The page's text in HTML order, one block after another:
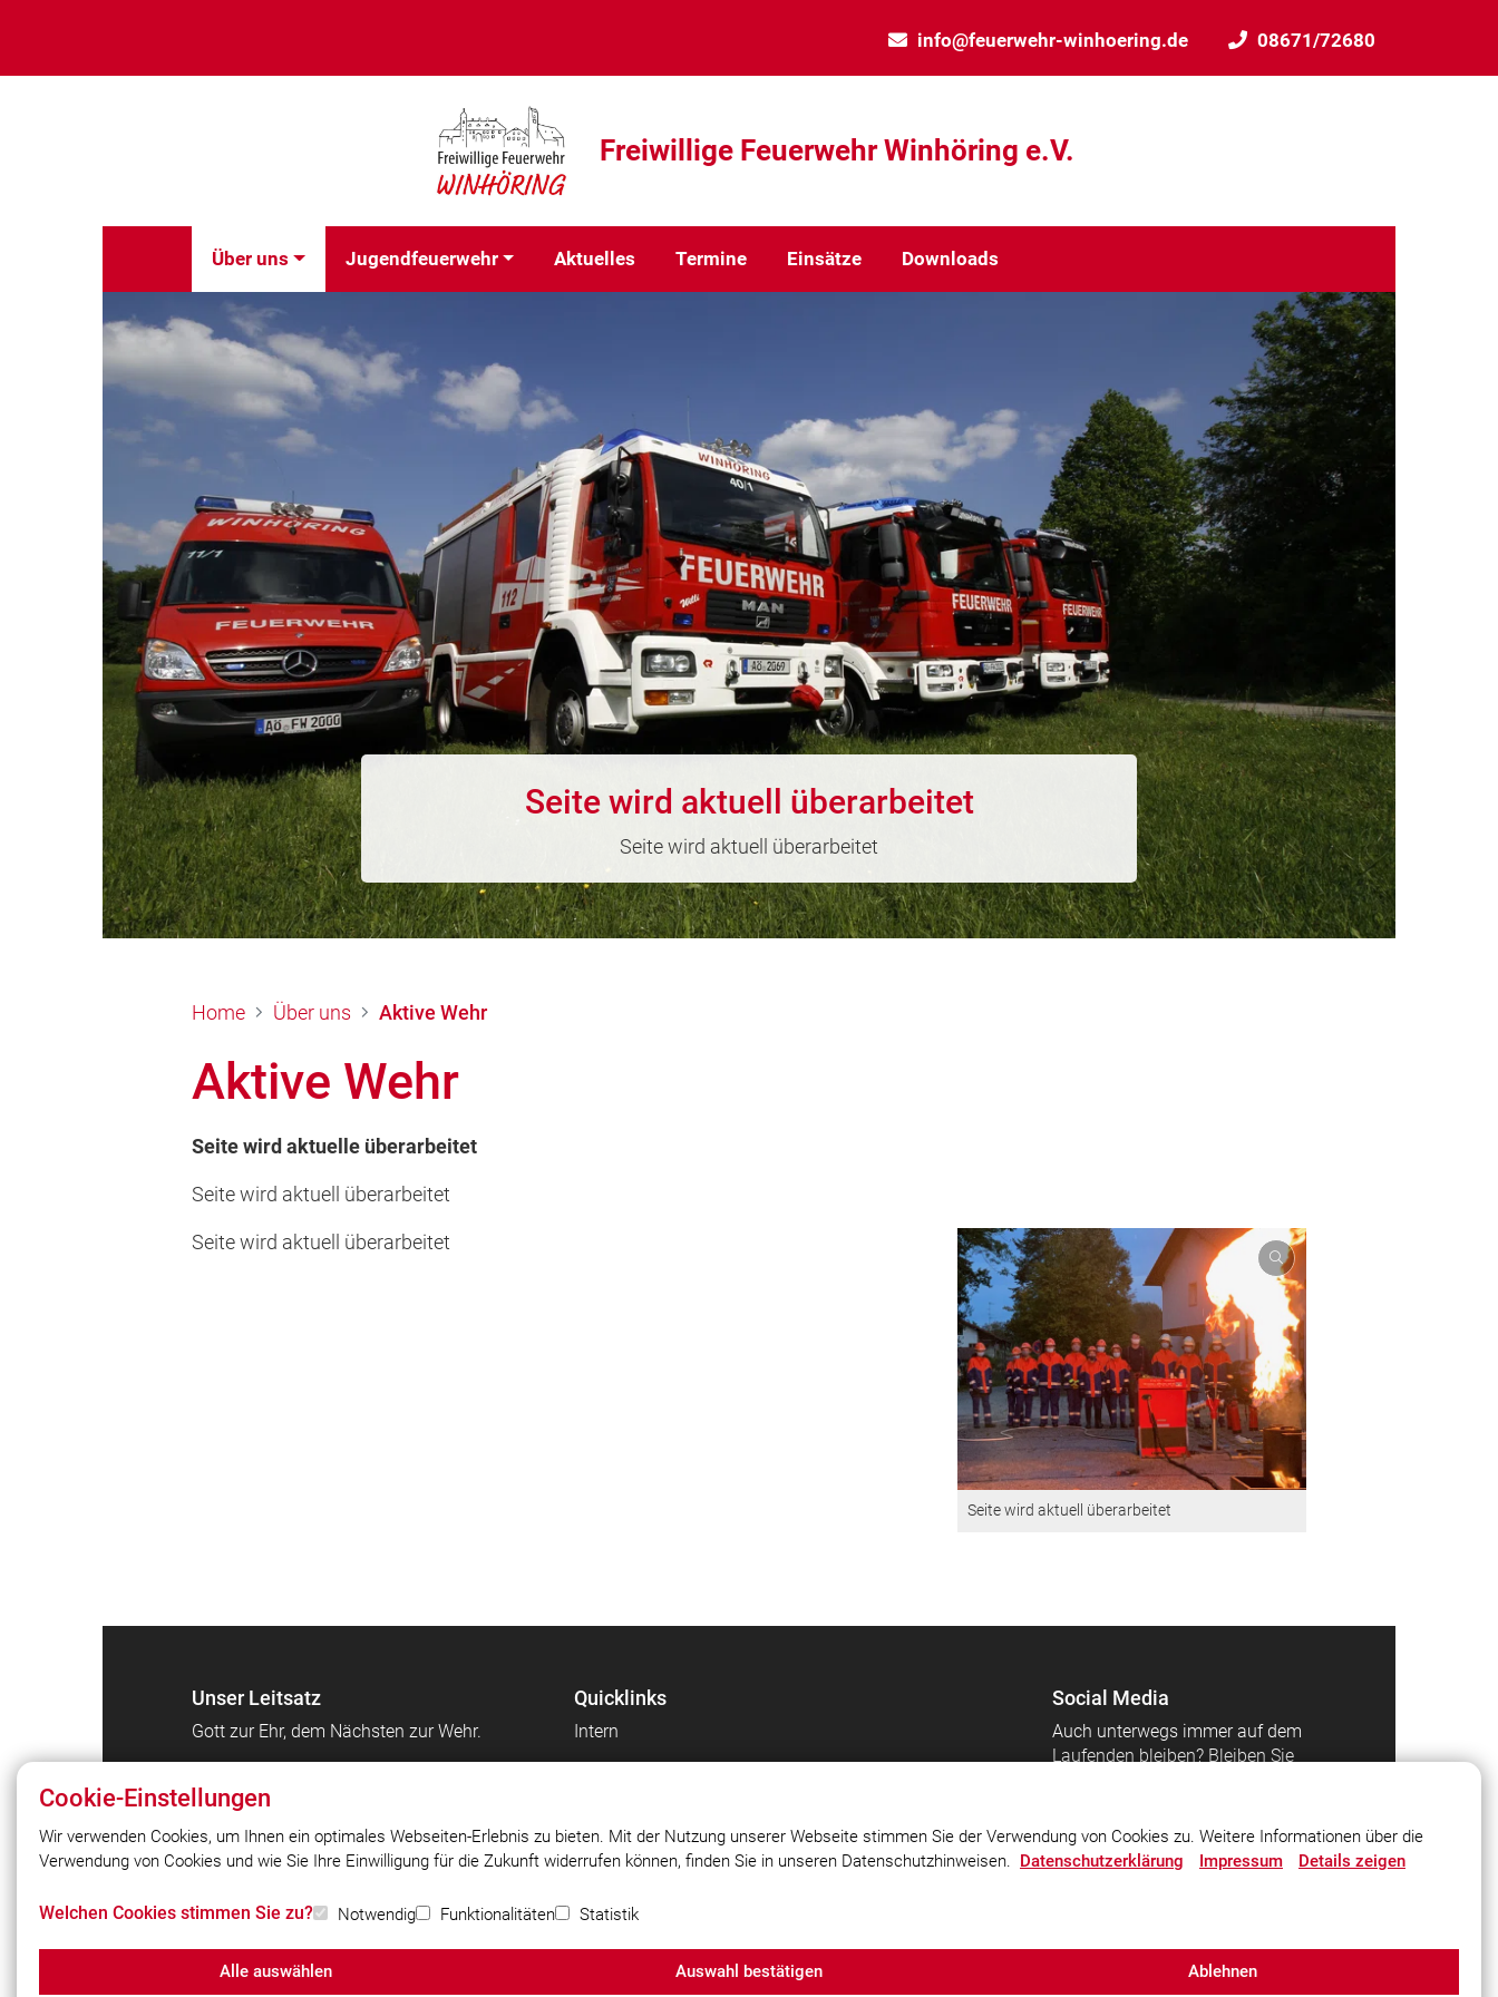
info@feuerwehr-winhoering.de 08671/72680
Freiwillige Feuerwehr Winhöring e.V.
Über uns Jugendfeuerwehr Aktuelles Termine Einsätze Downloads
Seite wird aktuell überarbeitet
Seite wird aktuell überarbeitet
Home Über uns Aktive Wehr
Aktive Wehr
Seite wird aktuelle überarbeitet
Seite wird aktuell überarbeitet
Seite wird aktuell überarbeitet
Seite wird aktuell überarbeitet
Unser Leitsatz
Gott zur Ehr, dem Nächsten zur Wehr.
Quicklinks
Intern
Social Media
Auch unterwegs immer auf dem
Laufenden bleiben? Bleiben Sie
© 2026 Freiwillige Feuerwehr Winhöring e.V. Impressum
Cookie-Einstellungen
Wir verwenden Cookies, um Ihnen ein optimales Webseiten-Erlebnis zu bieten. Mit der Nutzung unserer Webseite stimmen Sie der Verwendung von Cookies zu. Weitere Informationen über die
Verwendung von Cookies und wie Sie Ihre Einwilligung für die Zukunft widerrufen können, finden Sie in unseren Datenschutzhinweisen. Datenschutzerklärung Impressum Details zeigen
Welchen Cookies stimmen Sie zu? Notwendig Funktionalitäten Statistik
Alle auswählen Auswahl bestätigen Ablehnen